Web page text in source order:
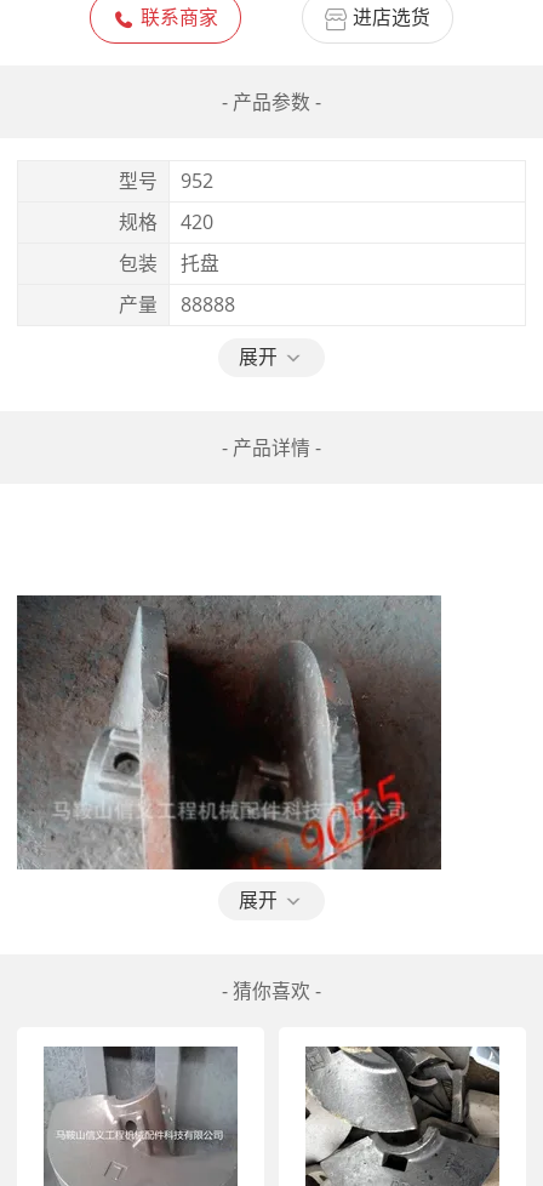
联系商家 进店选货
- 产品参数 -
型号
952
规格
420
包装
托盘
产量
88888
展开
- 产品详情 -
展开
- 猜你喜欢 -